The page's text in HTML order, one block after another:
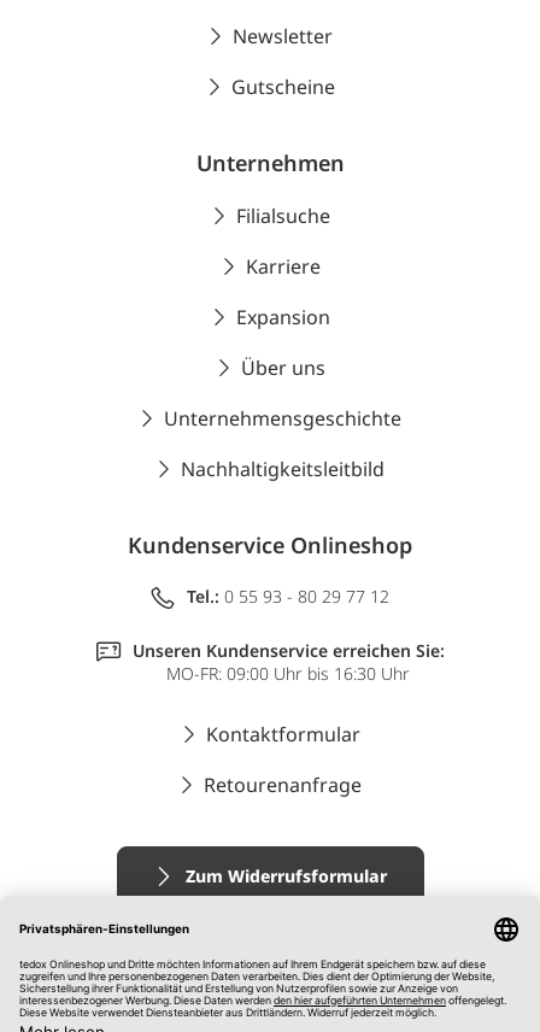
Newsletter
Gutscheine
Unternehmen
Filialsuche
Karriere
Expansion
Über uns
Unternehmensgeschichte
Nachhaltigkeitsleitbild
Kundenservice Onlineshop
Tel.: 0 55 93 - 80 29 77 12
Unseren Kundenservice erreichen Sie:
MO-FR: 09:00 Uhr bis 16:30 Uhr
Kontaktformular
Retourenanfrage
Zum Widerrufsformular
Impressum
AGB